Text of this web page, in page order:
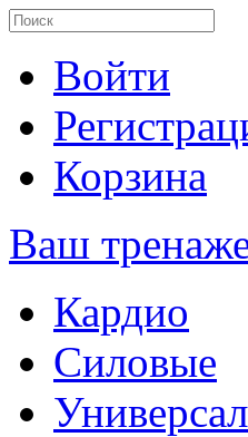
Войти
Корзина
Ваш
Кардио
Силовые